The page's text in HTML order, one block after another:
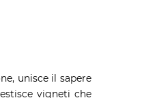
unisce il sapere
vigneti che